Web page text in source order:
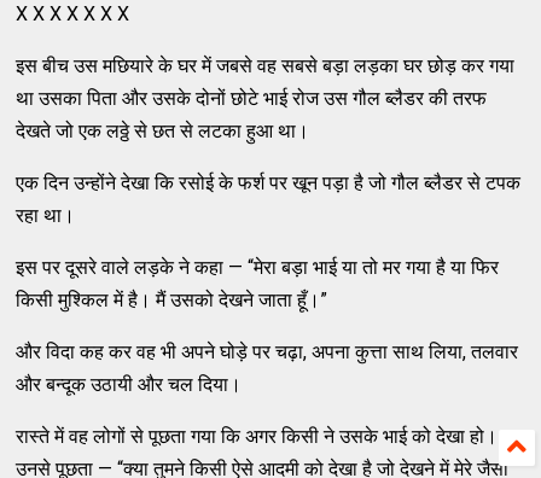
X X X X X X X
इस बीच उस मछियारे के घर में जबसे वह सबसे बड़ा लड़का घर छोड़ कर गया
था उसका पिता और उसके दोनों छोटे भाई रोज उस गौल ब्लैडर की तरफ
देखते जो एक लठ्ठे से छत से लटका हुआ था।
एक दिन उन्होंने देखा कि रसोई के फर्श पर खून पड़ा है जो गौल ब्लैडर से टपक
रहा था।
इस पर दूसरे वाले लड़के ने कहा — “मेरा बड़ा भाई या तो मर गया है या फिर
किसी मुश्किल में है। मैं उसको देखने जाता हूँ।”
और विदा कह कर वह भी अपने घोड़े पर चढ़ा, अपना कुत्ता साथ लिया, तलवार
और बन्दूक उठायी और चल दिया।
रास्ते में वह लोगों से पूछता गया कि अगर किसी ने उसके भाई को देखा हो। वह
उनसे पूछता — “क्या तुमने किसी ऐसे आदमी को देखा है जो देखने में मेरे जैसा